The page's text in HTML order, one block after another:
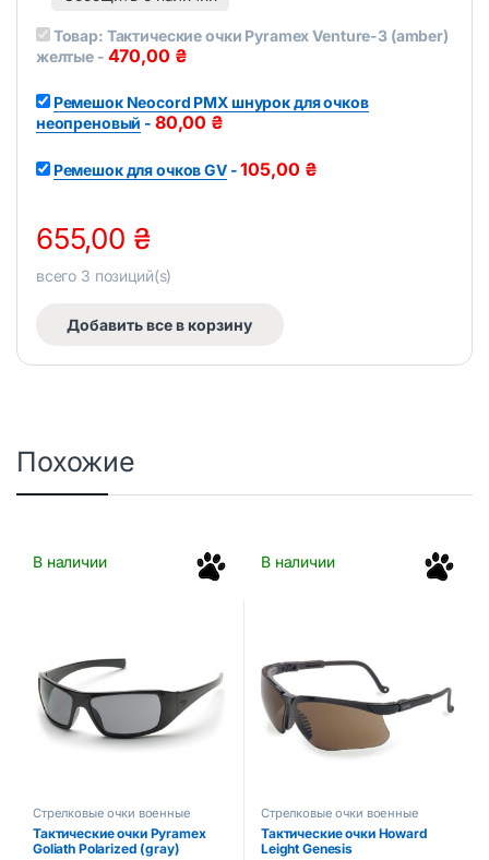
5
Товар: Тактические очки Pyramex Venture-3 (amber)
желтые- 470,00 ₴
Ремешок Neocord PMX шнурок для очков
неопреновый - 80,00 ₴
Ремешок для очков GV-105,00 ₴
655,00 ₴
всего 3 позиций(s)
Добавить все в корзину
Похожие
В наличии
Стрелковые очки военные
защитные маски для стрельбы
Тактические очки Pyramex
Goliath Polarized (gray)
В наличии
Стрелковые очки военные
защитные маски для стрельбы
Тактические очки Howard
Leight Genesis